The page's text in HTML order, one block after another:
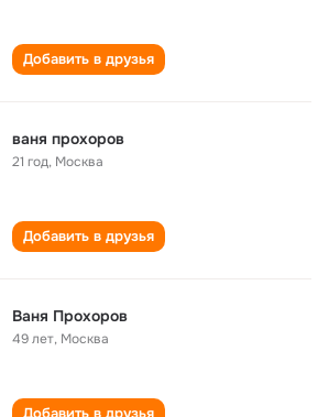
Добавить в друзья
ваня прохоров
21 год, Москва
Добавить в друзья
Ваня Прохоров
49 лет, Москва
Добавить в друзья